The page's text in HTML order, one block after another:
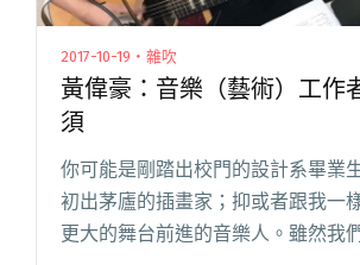
2017-10-19・雜吹
黃偉豪：音樂（藝術）工作
須
你可能是剛踏出校門的設計系畢業
初出茅廬的插畫家；抑或者跟我一
更大的舞台前進的音樂人。雖然我